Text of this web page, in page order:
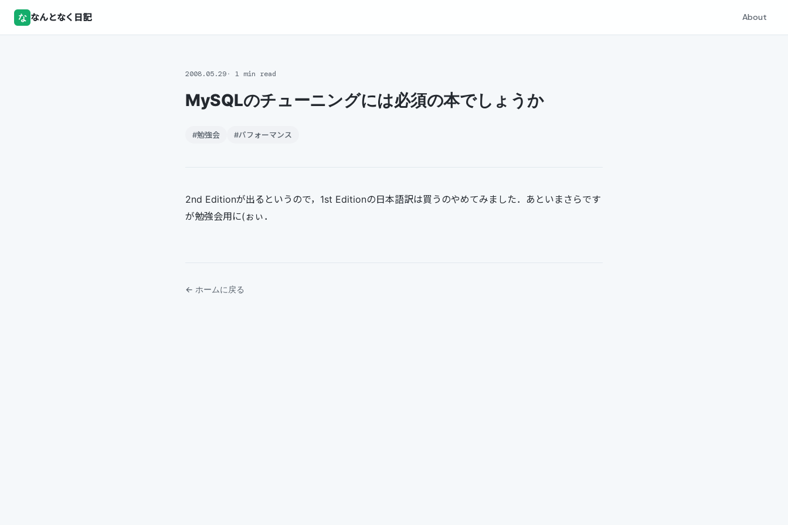
な なんとなく日記 About
2008.05.29 1 min read
MySQLのチューニングには必須の本でしょうか
#勉強会 #パフォーマンス
2nd Editionが出るというので，1st Editionの日本語訳は買うのやめてみました．あといまさらです
が勉強会用に(ぉぃ．
← ホームに戻る